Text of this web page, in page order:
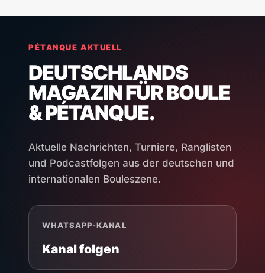
PÉTANQUE AKTUELL
DEUTSCHLANDS
MAGAZIN FÜR BOULE
& PÉTANQUE.
Aktuelle Nachrichten, Turniere, Ranglisten
und Podcastfolgen aus der deutschen und
internationalen Bouleszene.
WHATSAPP-KANAL
Kanal folgen